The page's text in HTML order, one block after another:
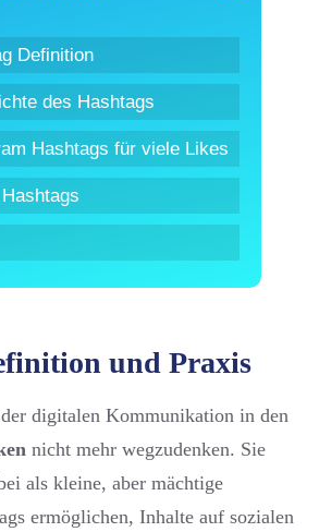
Definition
des Hashtags
Hashtags für viele Likes
und Praxis
der digitalen Kommunikation in den
nicht mehr wegzudenken. Sie
als kleine, aber mächtige
ermöglichen, Inhalte auf sozialen